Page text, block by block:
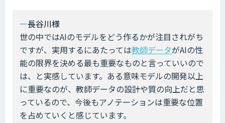
―長谷川様
世の中ではAIのモデルをどう作るかが注目されがち
ですが、実用するにあたっては教師データがAIの性
能の限界を決める最も重要なものと言っていいので
は、と実感しています。ある意味モデルの開発以上
に重要なのが、教師データの設計や質の向上だと思
っているので、今後もアノテーションは重要な位置
を占めていくと感じています。